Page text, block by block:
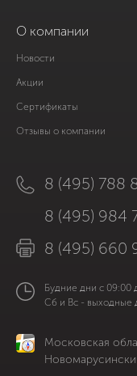
О компании
Новости
Акции
Сертификаты
Отзывы о компании
8 (495) 788
8 (495) 984
8 (495) 660
Будние дни с 09:00
Сб и Вс - выходные
Московская